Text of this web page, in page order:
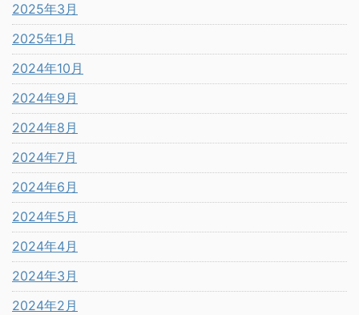
2025年3月
2025年1月
2024年10月
2024年9月
2024年8月
2024年7月
2024年6月
2024年5月
2024年4月
2024年3月
2024年2月